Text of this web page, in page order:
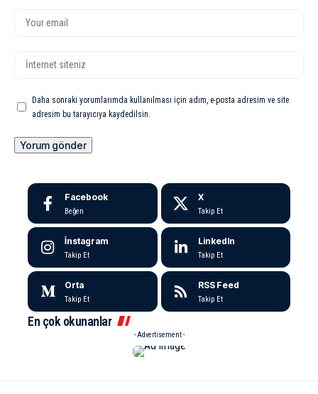
Daha sonraki yorumlarımda kullanılması için adım, e-posta adresim ve site
adresim bu tarayıcıya kaydedilsin.
Facebook
Beğen
X
Takip Et
İnstagram
Takip Et
LinkedIn
Takip Et
Orta
Takip Et
RSS Feed
Takip Et
En çok okunanlar
- Advertisement -